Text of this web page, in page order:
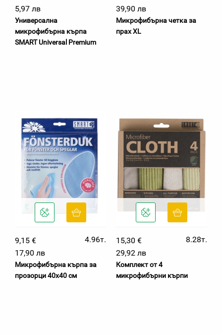
5,97 лв
Универсална
микрофибърна кърпа
SMART Universal Premium
39,90 лв
Микрофибърна четка за
прах XL
9,15 €
4.96т.
17,90 лв
Микрофибърна кърпа за
прозорци 40х40 см
15,30 €
8.28т.
29,92 лв
Комплект от 4
микрофибърни кърпи